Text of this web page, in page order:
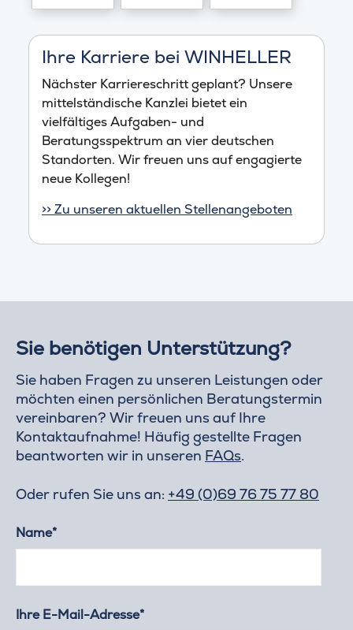
Ihre Karriere bei WINHELLER
Nächster Karriereschritt geplant? Unsere
mittelständische Kanzlei bietet ein
vielfältiges Aufgaben- und
Beratungsspektrum an vier deutschen
Standorten. Wir freuen uns auf engagierte
neue Kollegen!
>> Zu unseren aktuellen Stellenangeboten
Sie benötigen Unterstützung?
Sie haben Fragen zu unseren Leistungen oder
möchten einen persönlichen Beratungstermin
vereinbaren? Wir freuen uns auf Ihre
Kontaktaufnahme! Häufig gestellte Fragen
beantworten wir in unseren FAQs.
Oder rufen Sie uns an: +49 (0)69 76 75 77 80
Name*
Ihre E-Mail-Adresse*